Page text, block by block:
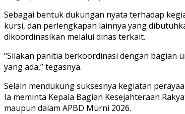
Sebagai bentuk dukungan nyata terhadap
kursi, dan perlengkapan lainnya yang
dikoordinasikan melalui dinas terkait.
“Silakan panitia berkoordinasi dengan bagian
yang ada,” tegasnya.
Selain mendukung suksesnya kegiatan
Ia meminta Kepala Bagian Kesejahteraan
maupun dalam APBD Murni 2026.